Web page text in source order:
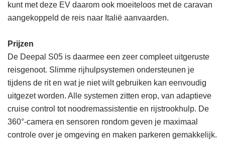
kunt met deze EV daarom ook moeiteloos met de caravan
aangekoppeld de reis naar Italië aanvaarden.
Prijzen
De Deepal S05 is daarmee een zeer compleet uitgeruste
reisgenoot. Slimme rijhulpsystemen ondersteunen je
tijdens de rit en wat je niet wilt gebruiken kan eenvoudig
uitgezet worden. Alle systemen zitten erop, van adaptieve
cruise control tot noodremassistentie en rijstrookhulp. De
360°-camera en sensoren rondom geven je maximaal
controle over je omgeving en maken parkeren gemakkelijk.